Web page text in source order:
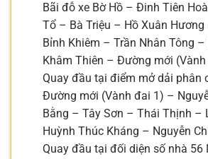
Bãi đỗ xe Bờ Hồ – Đinh Tiên
Tổ – Bà Triệu – Hồ Xuân Hương
Bỉnh Khiêm – Trần Nhân Tông –
Khâm Thiên – Đường mới
Quay đầu tại điểm mở dải phân
Đường mới (Vành đai 1) –
Bằng – Tây Sơn – Thái Thịnh –
Huỳnh Thúc Kháng – Nguyễn
Quay đầu tại đối diện số nhà 56